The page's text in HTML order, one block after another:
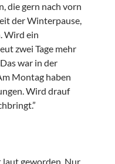
die gern nach vorn
der Winterpause,
Wird ein
zwei Tage mehr
war in der
Montag haben
Wird drauf
laut geworden. Nur